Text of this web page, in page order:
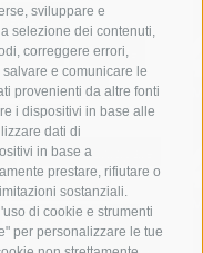
sviluppare e
selezione dei contenuti,
correggere errori,
e comunicare le
provenienti da altre fonti
i dispositivi in base alle
dati di
in base a
prestare, rifiutare o
sostanziali.
di cookie e strumenti
per personalizzare le tue
elezioni
incidente
lubrense
polizia municipale
sant'agnello
temporali
treni